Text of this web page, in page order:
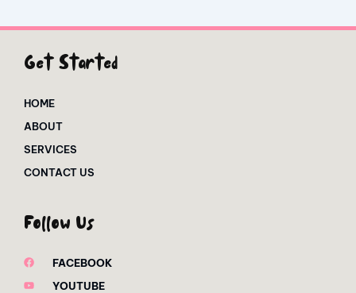
Get Started
HOME
ABOUT
SERVICES
CONTACT US
Follow Us
FACEBOOK
YOUTUBE